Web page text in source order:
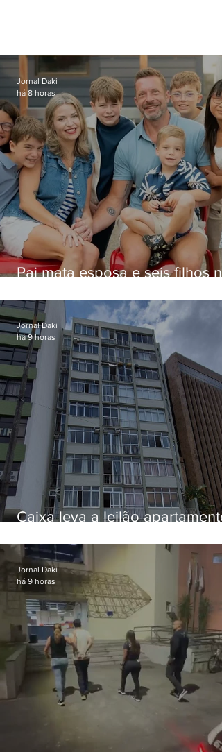
Pai mata esposa e seis filhos
Jornal Daki
há 8 horas
Caixa leva a leilão apartamento
Botafogo
Jornal Daki
há 9 horas
Jornal Daki
há 9 horas